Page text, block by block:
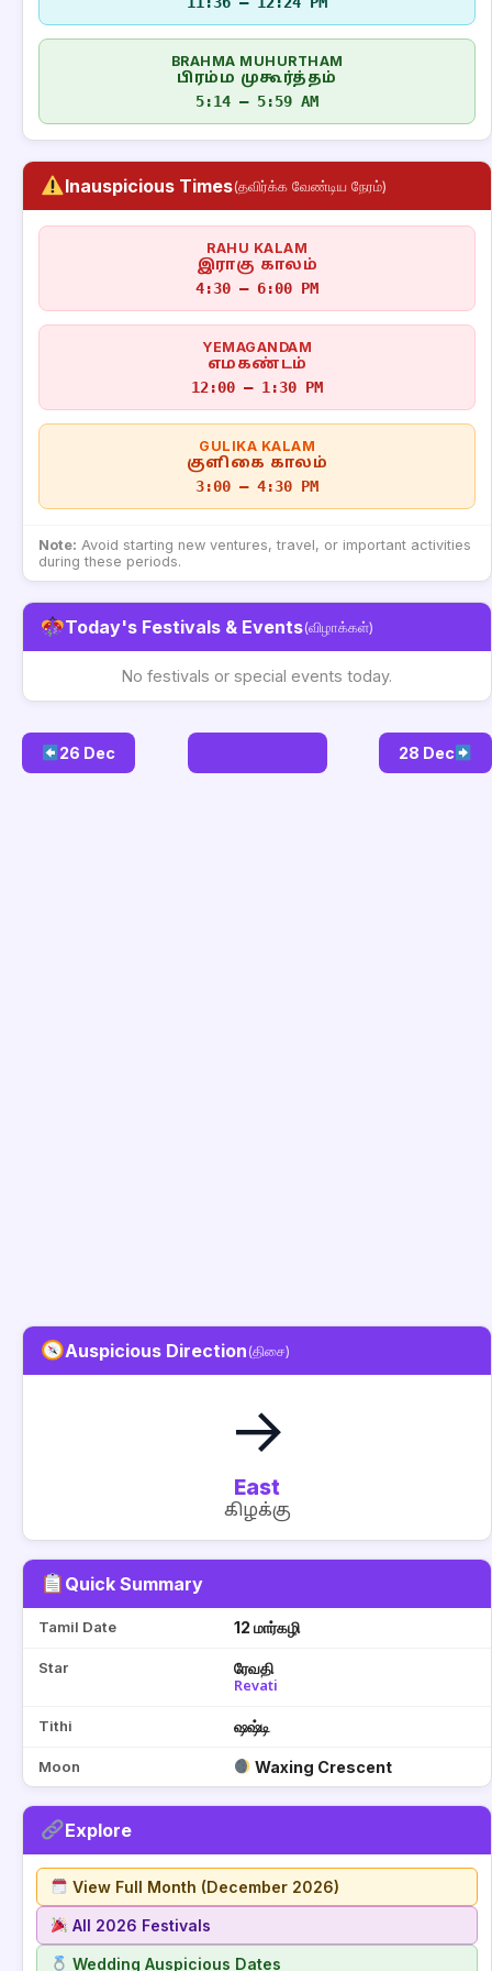
BRAHMA MUHURTHAM
பிரம்ம முகூர்த்தம்
5:14 – 5:59 AM
Inauspicious Times(தவிர்க்க வேண்டிய நேரம்)
RAHU KALAM
இராகு காலம்
4:30 – 6:00 PM
YEMAGANDAM
எமகண்டம்
12:00 – 1:30 PM
GULIKA KALAM
குளிகை காலம்
3:00 – 4:30 PM
Note: Avoid starting new ventures, travel, or important activities
during these periods.
Today's Festivals & Events(விழாக்கள்)
No festivals or special events today.
26 Dec 28 Dec
Auspicious Direction(திசை)
→
East
கிழக்கு
Quick Summary
Tamil Date 12 மார்கழி
Star ரேவதி
Revati
Tithi ஷஷ்டி
Moon Waxing Crescent
Explore
View Full Month (December 2026)
All 2026 Festivals
Wedding Auspicious Dates